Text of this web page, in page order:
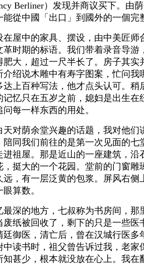
Berliner）发现并商议买下。由
從中國「出口」到國外的一個完
中的家具、摆设，由中美匠师
时期的标语。我们带着录音导
大，超过一尺半长了。房子其
绍说木雕中有寿字图案，忙问
上百种写法，他才点头认可。
忆只在五岁之前，媳妇是出生
每一样东西的用处。
荫余堂兴趣的话题，我对他们
同我们前往的是第一次见面的
祖屋。那是近山的一座建筑，
挺大的一个花园。堂前的门窗
，有一层泛黄的包浆。屏风右
算数。
的地方，七叔称为书房间，那
纸被回收了，剩下的只是一些
御医，清亡后，曾在汉城行医
读书时，祖父曾告诉过我，老
甚少，根本就没放在心上。我